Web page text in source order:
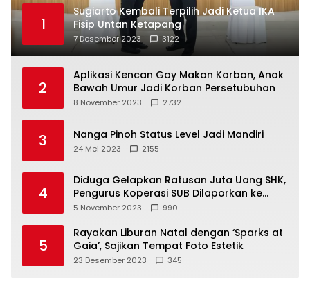
1
Sugiarto Kembali Terpilih Jadi Ketua IKA
Fisip Untan Ketapang
7 Desember 2023 3122
2
Aplikasi Kencan Gay Makan Korban, Anak
Bawah Umur Jadi Korban Persetubuhan
8 November 2023 2732
3 Nanga Pinoh Status Level Jadi Mandiri
24 Mei 2023 2155
4
Diduga Gelapkan Ratusan Juta Uang SHK,
Pengurus Koperasi SUB Dilaporkan ke
Polisi
5 November 2023 990
5
Rayakan Liburan Natal dengan ‘Sparks at
Gaia’, Sajikan Tempat Foto Estetik
23 Desember 2023 345